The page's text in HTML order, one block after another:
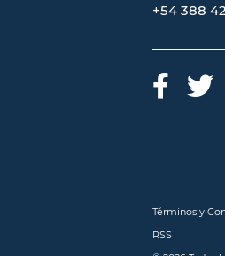
+54 388
Términos y
RSS